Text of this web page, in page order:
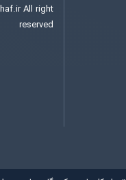
All right
reserved